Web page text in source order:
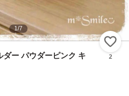
1/7
ダー パウダーピンク キ
2